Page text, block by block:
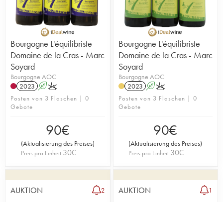
Bourgogne L'équilibriste
Domaine de la Cras - Marc
Soyard
Bourgogne AOC
2023 AK
Posten von 3 Flaschen | 0
Gebote
90€
(Aktualisierung des Preises)
Preis pro Einheit 30€
Bourgogne L'équilibriste
Domaine de la Cras - Marc
Soyard
Bourgogne AOC
2023 AK
Posten von 3 Flaschen | 0
Gebote
90€
(Aktualisierung des Preises)
Preis pro Einheit 30€
AUKTION 2 AUKTION 1